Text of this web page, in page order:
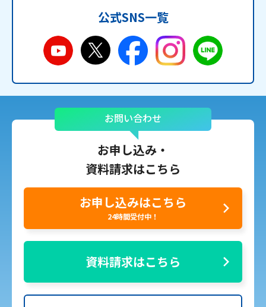
公式SNS一覧
お問い合わせ
お申し込み・
資料請求はこちら
お申し込みはこちら
24時間受付中！
資料請求はこちら